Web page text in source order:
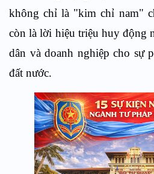
không chỉ là "kim chỉ nam"
còn là lời hiệu triệu huy động
dân và doanh nghiệp cho sự
đất nước.